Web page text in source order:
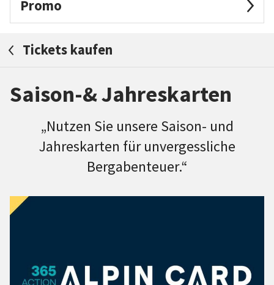
Promo
Tickets kaufen
Saison-& Jahreskarten
„Nutzen Sie unsere Saison- und
Jahreskarten für unvergessliche
Bergabenteuer.“